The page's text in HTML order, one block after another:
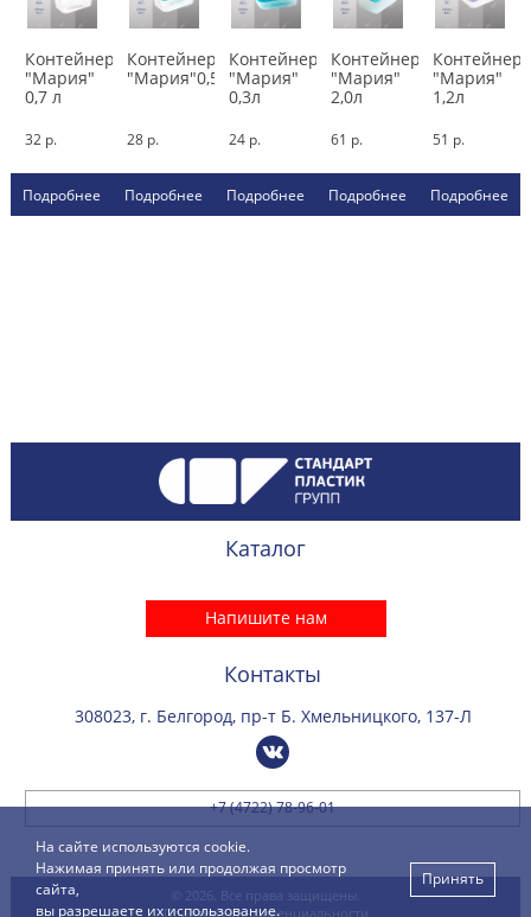
Контейнер
"Мария"
0,7 л
32 р.
Подробнее
Контейнер
"Мария"0,5л
28 р.
Подробнее
Контейнер
"Мария"
0,3л
24 р.
Подробнее
Контейнер
"Мария"
2,0л
61 р.
Подробнее
Контейнер
"Мария"
1,2л
51 р.
Подробнее
Каталог
Напишите нам
Контакты
308023, г. Белгород, пр-т Б. Хмельницкого, 137-Л
+7 (4722) 78-96-01
© 2026. Все права защищены.
Политика конфиденциальности
На сайте используются cookie.
Нажимая принять или продолжая просмотр
сайта,
вы разрешаете их использование.
Принять